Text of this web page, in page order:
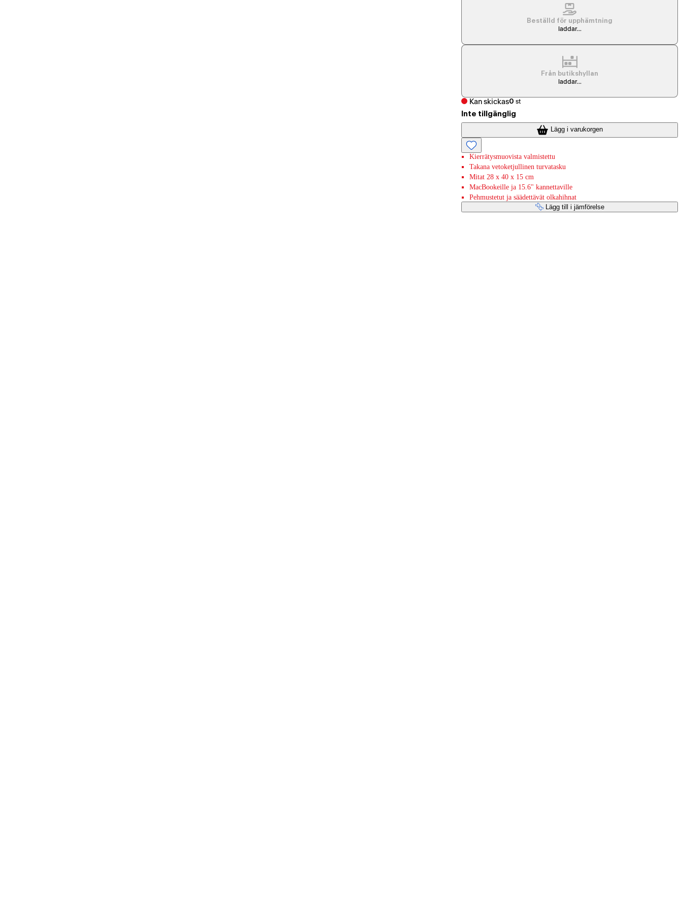
Beställd för upphämtning
laddar...
Från butikshyllan
laddar...
Kan skickas0 st
Inte tillgänglig
Lägg i varukorgen
Kierrätysmuovista valmistettu
Takana vetoketjullinen turvatasku
Mitat 28 x 40 x 15 cm
MacBookeille ja 15.6" kannettaville
Pehmustetut ja säädettävät olkahihnat
Lägg till i jämförelse